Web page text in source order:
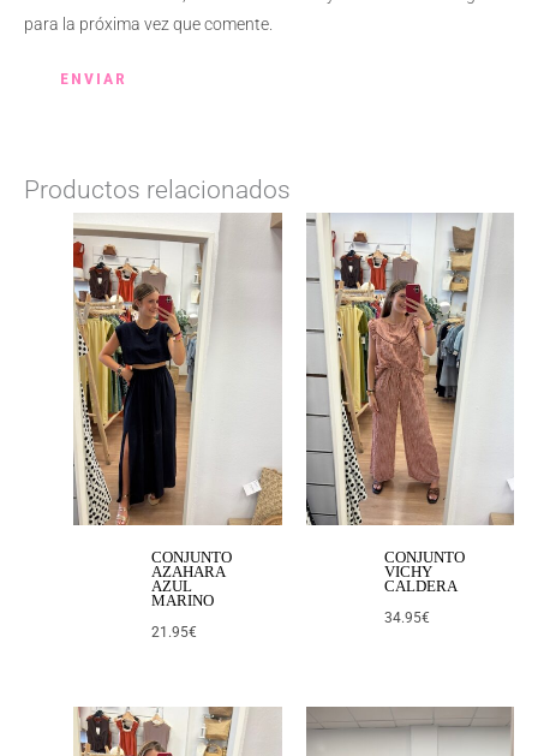
para la próxima vez que comente.
Productos relacionados
CONJUNTO
AZAHARA
AZUL
MARINO
21.95€
CONJUNTO
VICHY
CALDERA
34.95€